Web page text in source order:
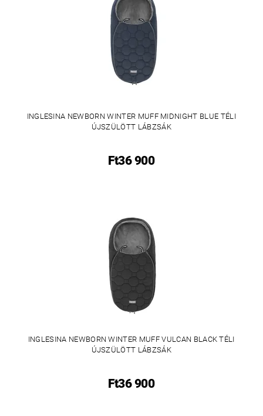
INGLESINA NEWBORN WINTER MUFF MIDNIGHT BLUE TÉLI
ÚJSZÜLÖTT LÁBZSÁK
Ft36 900
INGLESINA NEWBORN WINTER MUFF VULCAN BLACK TÉLI
ÚJSZÜLÖTT LÁBZSÁK
Ft36 900